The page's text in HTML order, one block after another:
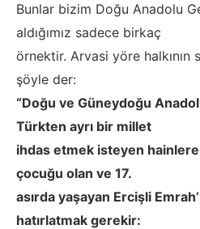
Bunlar bizim Doğu Anadolu
aldığımız sadece birkaç
örnektir. Arvasi yöre
şöyle der:
“Doğu ve Güneydoğu
Türkten ayrı bir millet
ihdas etmek isteyen
çocuğu olan ve 17.
asırda yaşayan Ercişli
hatırlatmak gerekir: